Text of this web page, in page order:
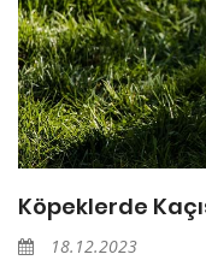
Köpeklerde
18.12.2023